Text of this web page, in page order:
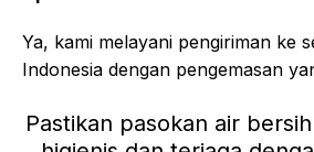
Ya, kami melayani pengiriman ke
Indonesia dengan pengemasan
Pastikan pasokan air